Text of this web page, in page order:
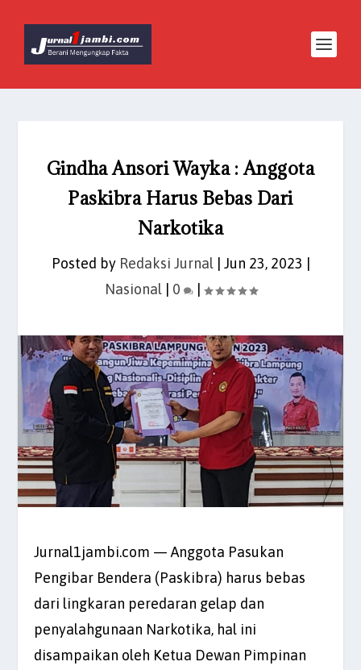
Gindha Ansori Wayka : Anggota
Paskibra Harus Bebas Dari
Narkotika
Posted by Redaksi Jurnal| Jun 23, 2023
Nasional| 0 |
Jurnal1jambi.com — Anggota Pasukan
Pengibar Bendera (Paskibra) harus bebas
dari lingkaran peredaran gelap dan
penyalahgunaan Narkotika, hal ini
disampaikan oleh Ketua Dewan Pimpinan